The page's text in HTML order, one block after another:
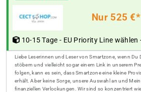
Nur 525 €*
10-15 Tage - EU Priority Line wählen
Liebe Leserinnen und Leser von Smartzone, wenn Du
stöbern und vielleicht sogar einem Link in unserem
folgen, kann es sein, dass Smartzone eine kleine
erhält. Aber keine Sorge, unsere Auswahl an und
finanziellen Verlockungen. Wir sind so konzentriert